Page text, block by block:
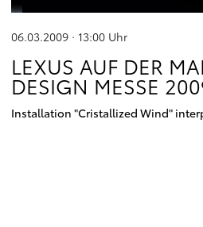
06.03.2009 · 13:00 Uhr
LEXUS AUF DER
DESIGN MESSE
Installation "Cristallized Wind"